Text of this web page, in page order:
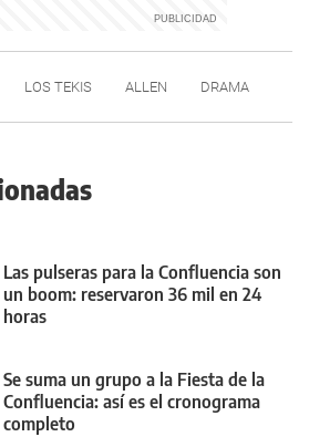
LOS TEKIS ALLEN DRAMA
Las pulseras para la Confluencia son
un boom: reservaron 36 mil en 24
horas
Se suma un grupo a la Fiesta de la
Confluencia: así es el cronograma
completo